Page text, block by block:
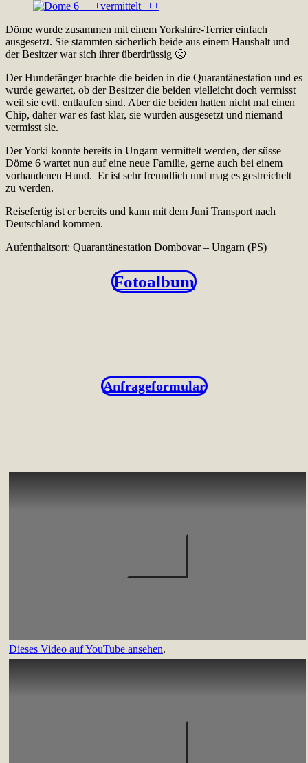
Döme wurde zusammen mit einem Yorkshire-Terrier einfach
ausgesetzt. Sie stammten sicherlich beide aus einem Haushalt und
der Besitzer war sich ihrer überdrüssig 🙁
Der Hundefänger brachte die beiden in die Quarantänestation und es
wurde gewartet, ob der Besitzer die beiden vielleicht doch vermisst
weil sie evtl. entlaufen sind. Aber die beiden hatten nicht mal einen
Chip, daher war es fast klar, sie wurden ausgesetzt und niemand
vermisst sie.
Der Yorki konnte bereits in Ungarn vermittelt werden, der süsse
Döme 6 wartet nun auf eine neue Familie, gerne auch bei einem
vorhandenen Hund. Er ist sehr freundlich und mag es gestreichelt
zu werden.
Reisefertig ist er bereits und kann mit dem Juni Transport nach
Deutschland kommen.
Aufenthaltsort: Quarantänestation Dombovar – Ungarn (PS)
Fotoalbum
Anfrageformular
Dieses Video auf YouTube ansehen.